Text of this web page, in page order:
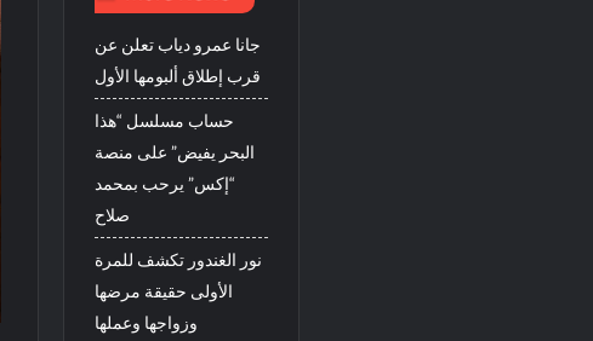
جانا عمرو دياب تعلن عن
قرب إطلاق ألبومها الأول
حساب مسلسل “هذا
البحر يفيض” على منصة
“إكس” يرحب بمحمد
صلاح
نور الغندور تكشف للمرة
الأولى حقيقة مرضها
وزواجها وعملها